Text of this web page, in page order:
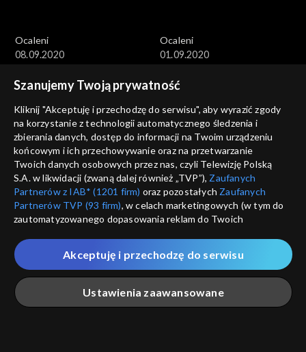
Ocaleni
08.09.2020
Ocaleni
01.09.2020
Ocaleni
25.08.2020
Ocaleni
18.08.2020
Ocaleni
11.08.2020
Ocaleni
04.08.2020
Szanujemy Twoją prywatność
Kliknij "Akceptuję i przechodzę do serwisu", aby wyrazić zgody
na korzystanie z technologii automatycznego śledzenia i
zbierania danych, dostęp do informacji na Twoim urządzeniu
końcowym i ich przechowywanie oraz na przetwarzanie
Twoich danych osobowych przez nas, czyli Telewizję Polską
S.A. w likwidacji (zwaną dalej również „TVP”), Zaufanych
Partnerów z IAB* (1201 firm) oraz pozostałych Zaufanych
Partnerów TVP (93 firm), w celach marketingowych (w tym do
zautomatyzowanego dopasowania reklam do Twoich
które wskazujemy poniżej, a także zgody na udostępnianie
przez nas identyfikatora PPID do Google.
Twoje dane osobowe zbierane podczas odwiedzania przez
Ciebie naszych
poszczególnych serwisówzwanych dalej
„Portalem”, w tym informacje zapisywane za pomocą
Ustawienia zaawansowane
Akceptuję i przechodzę do serwisu